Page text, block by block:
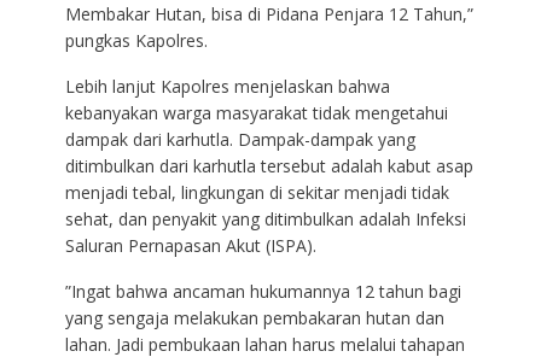
Membakar Hutan, bisa di Pidana Penjara 12 Tahun,”
pungkas Kapolres.
Lebih lanjut Kapolres menjelaskan bahwa
kebanyakan warga masyarakat tidak mengetahui
dampak dari karhutla. Dampak-dampak yang
ditimbulkan dari karhutla tersebut adalah kabut asap
menjadi tebal, lingkungan di sekitar menjadi tidak
sehat, dan penyakit yang ditimbulkan adalah Infeksi
Saluran Pernapasan Akut (ISPA).
”Ingat bahwa ancaman hukumannya 12 tahun bagi
yang sengaja melakukan pembakaran hutan dan
lahan. Jadi pembukaan lahan harus melalui tahapan